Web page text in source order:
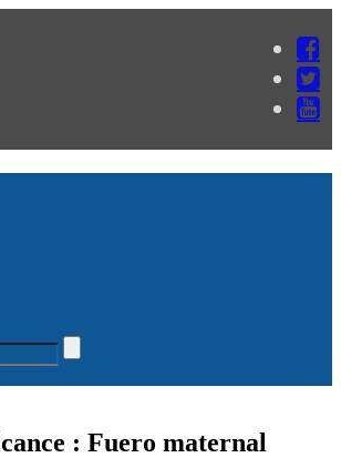
: Fuero maternal